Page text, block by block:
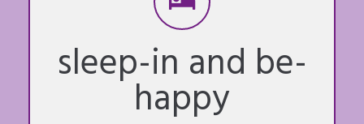
sleep-in and be-
happy